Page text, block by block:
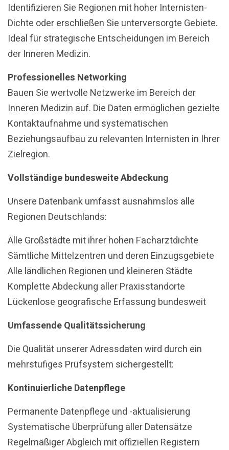
Identifizieren Sie Regionen mit hoher Internisten-
Dichte oder erschließen Sie unterversorgte Gebiete.
Ideal für strategische Entscheidungen im Bereich
der Inneren Medizin.
Professionelles Networking
Bauen Sie wertvolle Netzwerke im Bereich der
Inneren Medizin auf. Die Daten ermöglichen gezielte
Kontaktaufnahme und systematischen
Beziehungsaufbau zu relevanten Internisten in Ihrer
Zielregion.
Vollständige bundesweite Abdeckung
Unsere Datenbank umfasst ausnahmslos alle
Regionen Deutschlands:
Alle Großstädte mit ihrer hohen Facharztdichte
Sämtliche Mittelzentren und deren Einzugsgebiete
Alle ländlichen Regionen und kleineren Städte
Komplette Abdeckung aller Praxisstandorte
Lückenlose geografische Erfassung bundesweit
Umfassende Qualitätssicherung
Die Qualität unserer Adressdaten wird durch ein
mehrstufiges Prüfsystem sichergestellt:
Kontinuierliche Datenpflege
Permanente Datenpflege und -aktualisierung
Systematische Überprüfung aller Datensätze
Regelmäßiger Abgleich mit offiziellen Registern